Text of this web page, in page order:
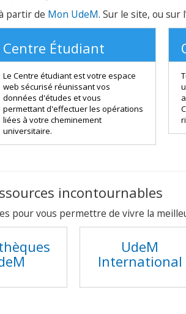
partir de Mon UdeM. Sur le site, ou sur
Centre Étudiant
Le Centre étudiant est votre espace
web sécurisé réunissant vos
données d'études et vous
permettant d'effectuer les opérations
liées à votre cheminement
universitaire.
incontournables
pour vous permettre de vivre la
UdeM
International